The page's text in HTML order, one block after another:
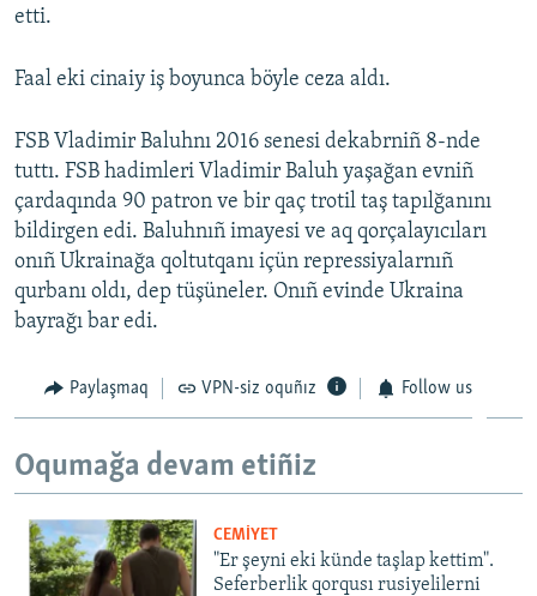
etti.
Faal eki cinaiy iş boyunca böyle ceza aldı.
FSB Vladimir Baluhnı 2016 senesi dekabrniñ 8-nde
tuttı. FSB hadimleri Vladimir Baluh yaşağan evniñ
çardaqında 90 patron ve bir qaç trotil taş tapılğanını
bildirgen edi. Baluhnıñ imayesi ve aq qorçalayıcıları
onıñ Ukrainağa qoltutqanı içün repressiyalarnıñ
qurbanı oldı, dep tüşüneler. Onıñ evinde Ukraina
bayrağı bar edi.
Paylaşmaq VPN-siz oquñız Follow us
Oqumağa devam etiñiz
CEMİYET
"Er şeyni eki künde taşlap kettim".
Seferberlik qorqusı rusiyelilerni